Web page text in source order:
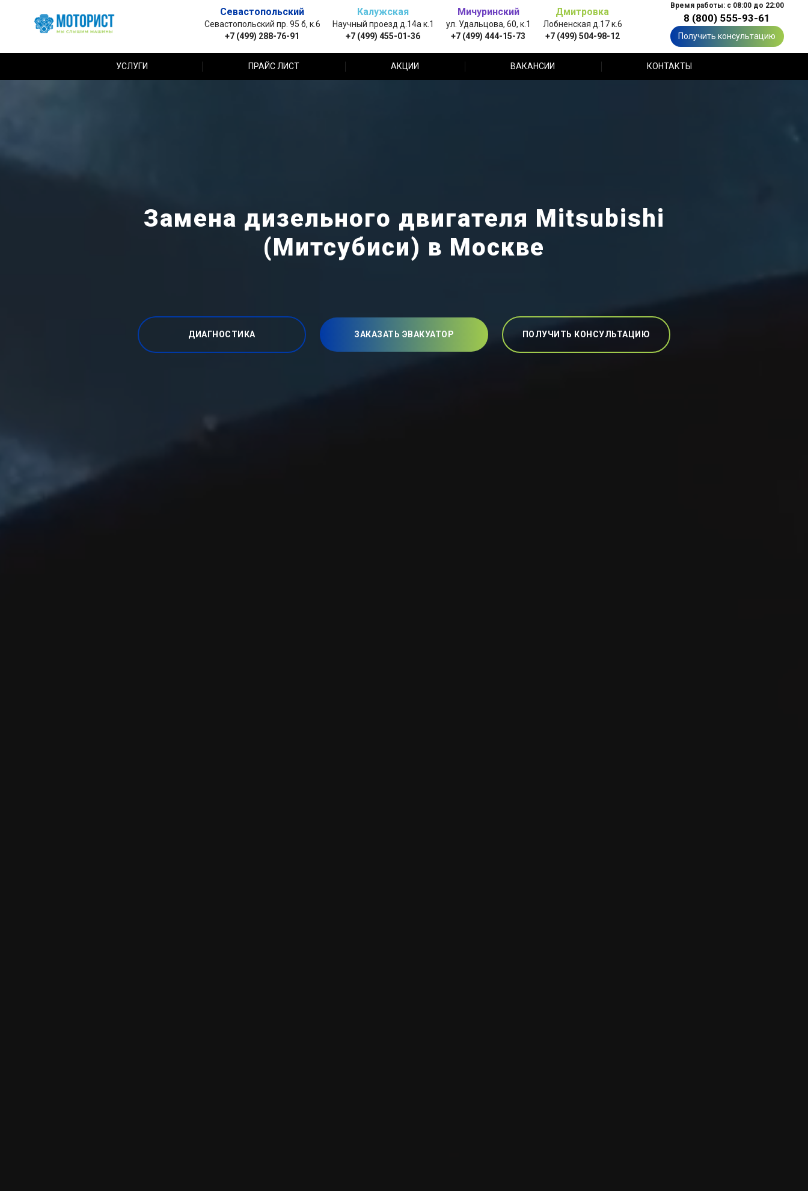
Севастопольский
Севастопольский пр. 95 б, к.6
+7 (499) 288-76-91
Калужская
Научный проезд д.14а к.1
+7 (499) 455-01-36
Мичуринский
ул. Удальцова, 60, к.1
+7 (499) 444-15-73
Дмитровка
Лобненская д.17 к.6
+7 (499) 504-98-12
Время работы: с 08:00 до 22:00
8 (800) 555-93-61
Получить консультацию
УСЛУГИ ПРАЙС ЛИСТ АКЦИИ ВАКАНСИИ КОНТАКТЫ
Замена дизельного двигателя Mitsubishi
(Митсубиси) в Москве
ДИАГНОСТИКА ЗАКАЗАТЬ ЭВАКУАТОР ПОЛУЧИТЬ КОНСУЛЬТАЦИЮ